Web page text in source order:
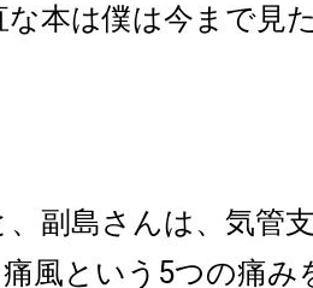
な本は僕は今まで見
副島さんは、気管
風という 5つの痛み